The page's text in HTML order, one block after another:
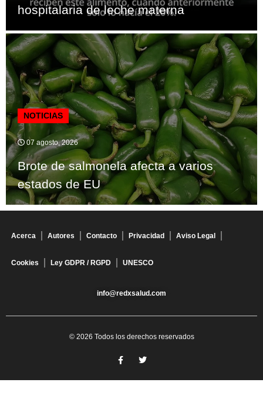
hospitalaria de leche materna
NOTICIAS
07 agosto, 2026
Brote de salmonela afecta a varios
estados de EU
Acerca Autores Contacto Privacidad Aviso Legal
Cookies Ley GDPR / RGPD UNESCO
info@redxsalud.com
© 2026 Todos los derechos reservados